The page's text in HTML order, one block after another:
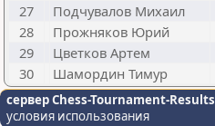
27
Подчувалов Михаил
28
Прожняков Юрий
29
Цветков Артем
30
Шамордин Тимур
сервер Chess-Tournament-Results
условия использования